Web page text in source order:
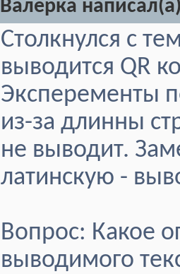
Валерка
Столкнулся с
выводится QR
Эксперементы
из-за длинны
не выводит.
латинскую -
Вопрос: Какое
выводимого